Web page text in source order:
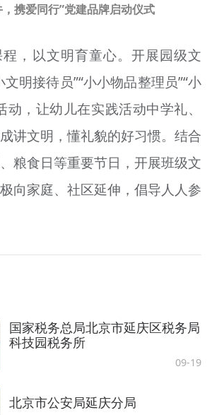
携爱同行”党建品牌启动仪式
，以文明育童心。开展园级文
明接待员”“小小物品整理员”“小
动，让幼儿在实践活动中学礼、
讲文明，懂礼貌的好习惯。结合
粮食日等重要节日，开展班级文
向家庭、社区延伸，倡导人人参
国家税务总局北京市延庆区税务局
科技园税务所
09-19
北京市公安局延庆分局